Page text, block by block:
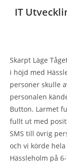
IT
Skarpt Läge
i höjd med
personer skulle
personalen
Button. Larmet
fullt ut med
SMS till övrig
och vi körde
Hässleholm på